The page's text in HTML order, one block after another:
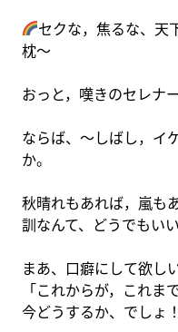
セクな，焦るな、天
枕〜
おっと，嘆きのセレナ
ならば、〜しばし，イ
か。
秋晴れもあれば，嵐も
訓なんて、どうでもいい
まあ、口癖にして欲し
「これからが，これま
今どうするか、でしょ！